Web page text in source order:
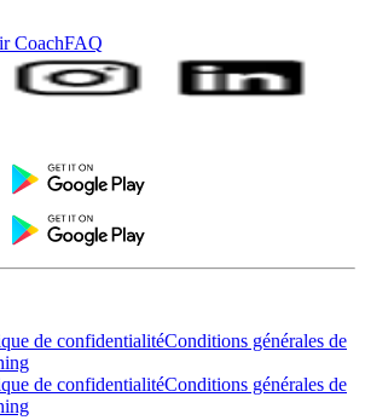
CoachFAQ
de confidentialitéConditions générales de
de confidentialitéConditions générales de